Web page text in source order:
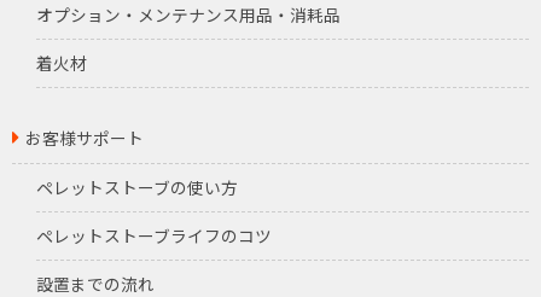
オプション・メンテナンス用品・消耗品
着火材
お客様サポート
ペレットストーブの使い方
ペレットストーブライフのコツ
設置までの流れ